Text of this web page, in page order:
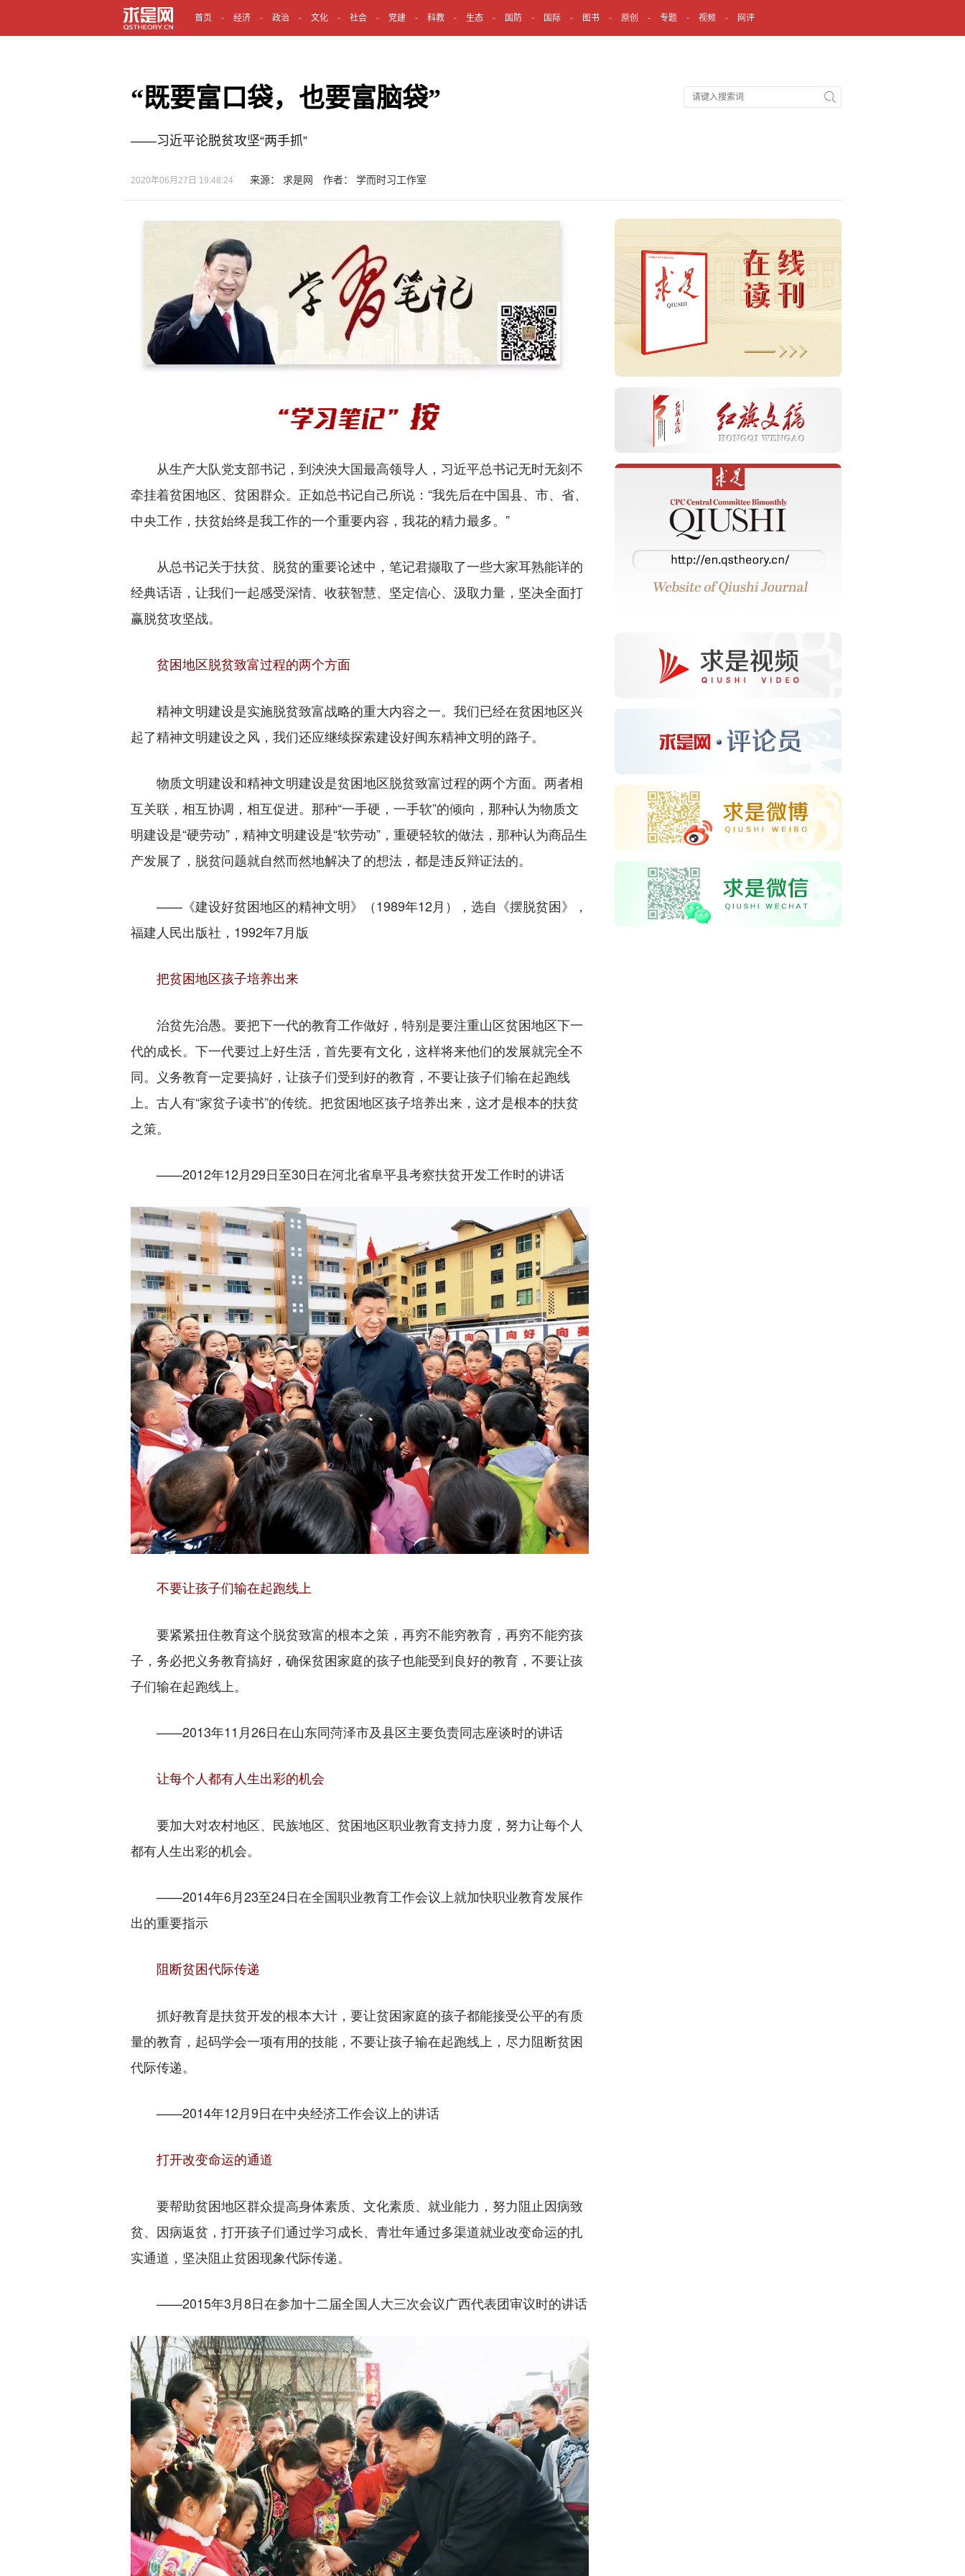
首页 经济 政治 文化 社会 党建 科教 生态 国防 国际 图书 原创 专题 视频 网评
“既要富口袋，也要富脑袋”
——习近平论脱贫攻坚“两手抓”
2020年06月27日 19:48:24 来源： 求是网 作者： 学而时习工作室
从生产大队党支部书记，到泱泱大国最高领导人，习近平总书记无时无刻不
牵挂着贫困地区、贫困群众。正如总书记自己所说：“我先后在中国县、市、省、
中央工作，扶贫始终是我工作的一个重要内容，我花的精力最多。”
从总书记关于扶贫、脱贫的重要论述中，笔记君撷取了一些大家耳熟能详的
经典话语，让我们一起感受深情、收获智慧、坚定信心、汲取力量，坚决全面打
赢脱贫攻坚战。
贫困地区脱贫致富过程的两个方面
精神文明建设是实施脱贫致富战略的重大内容之一。我们已经在贫困地区兴
起了精神文明建设之风，我们还应继续探索建设好闽东精神文明的路子。
物质文明建设和精神文明建设是贫困地区脱贫致富过程的两个方面。两者相
互关联，相互协调，相互促进。那种“一手硬，一手软”的倾向，那种认为物质文
明建设是“硬劳动”，精神文明建设是“软劳动”，重硬轻软的做法，那种认为商品生
产发展了，脱贫问题就自然而然地解决了的想法，都是违反辩证法的。
——《建设好贫困地区的精神文明》（1989年12月），选自《摆脱贫困》，
福建人民出版社，1992年7月版
把贫困地区孩子培养出来
治贫先治愚。要把下一代的教育工作做好，特别是要注重山区贫困地区下一
代的成长。下一代要过上好生活，首先要有文化，这样将来他们的发展就完全不
同。义务教育一定要搞好，让孩子们受到好的教育，不要让孩子们输在起跑线
上。古人有“家贫子读书”的传统。把贫困地区孩子培养出来，这才是根本的扶贫
之策。
——2012年12月29日至30日在河北省阜平县考察扶贫开发工作时的讲话
不要让孩子们输在起跑线上
要紧紧扭住教育这个脱贫致富的根本之策，再穷不能穷教育，再穷不能穷孩
子，务必把义务教育搞好，确保贫困家庭的孩子也能受到良好的教育，不要让孩
子们输在起跑线上。
——2013年11月26日在山东同菏泽市及县区主要负责同志座谈时的讲话
让每个人都有人生出彩的机会
要加大对农村地区、民族地区、贫困地区职业教育支持力度，努力让每个人
都有人生出彩的机会。
——2014年6月23至24日在全国职业教育工作会议上就加快职业教育发展作
出的重要指示
阻断贫困代际传递
抓好教育是扶贫开发的根本大计，要让贫困家庭的孩子都能接受公平的有质
量的教育，起码学会一项有用的技能，不要让孩子输在起跑线上，尽力阻断贫困
代际传递。
——2014年12月9日在中央经济工作会议上的讲话
打开改变命运的通道
要帮助贫困地区群众提高身体素质、文化素质、就业能力，努力阻止因病致
贫、因病返贫，打开孩子们通过学习成长、青壮年通过多渠道就业改变命运的扎
实通道，坚决阻止贫困现象代际传递。
——2015年3月8日在参加十二届全国人大三次会议广西代表团审议时的讲话